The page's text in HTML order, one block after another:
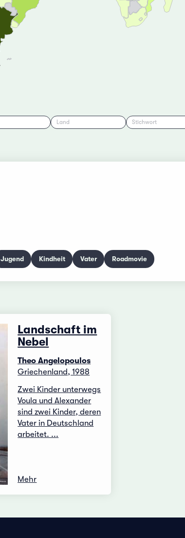
Land Stichwort
Jugend Kindheit Vater Roadmovie
Landschaft im
Nebel
Theo Angelopoulos
Griechenland, 1988
Zwei Kinder unterwegs
Voula und Alexander
sind zwei Kinder, deren
Vater in Deutschland
arbeitet. ...
Mehr